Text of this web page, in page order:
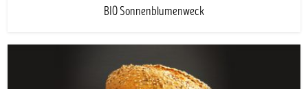
BIO Sonnenblumenweck